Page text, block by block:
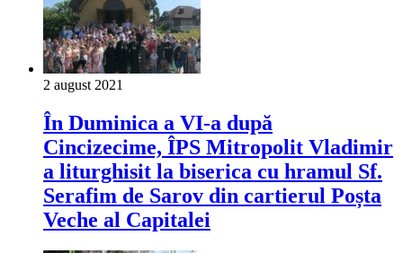
2 august 2021
În Duminica a VI-a după
Cincizecime, ÎPS Mitropolit Vladimir
a liturghisit la biserica cu hramul Sf.
Serafim de Sarov din cartierul Poșta
Veche al Capitalei